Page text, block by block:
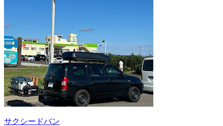
サクシードバン